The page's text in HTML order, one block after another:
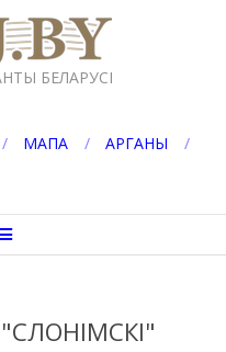
БЕЛАРУСІ
МАПА
АРГАНЫ
"СЛОНІМСКІ"